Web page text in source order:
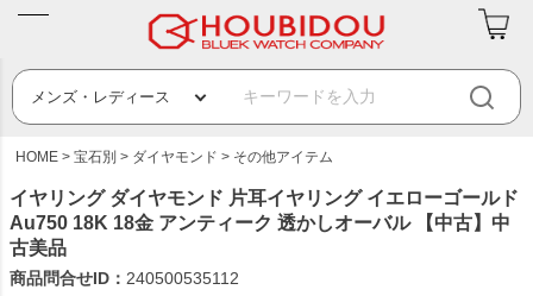
HOME 宝石別 ダイヤモンド その他アイテム
イヤリング ダイヤモンド 片耳イヤリング イエローゴールド
Au750 18K 18金 アンティーク 透かしオーバル 【中古】中
古美品
商品問合せID： 240500535112